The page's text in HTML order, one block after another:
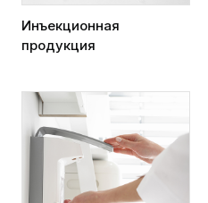
Инъекционная
продукция